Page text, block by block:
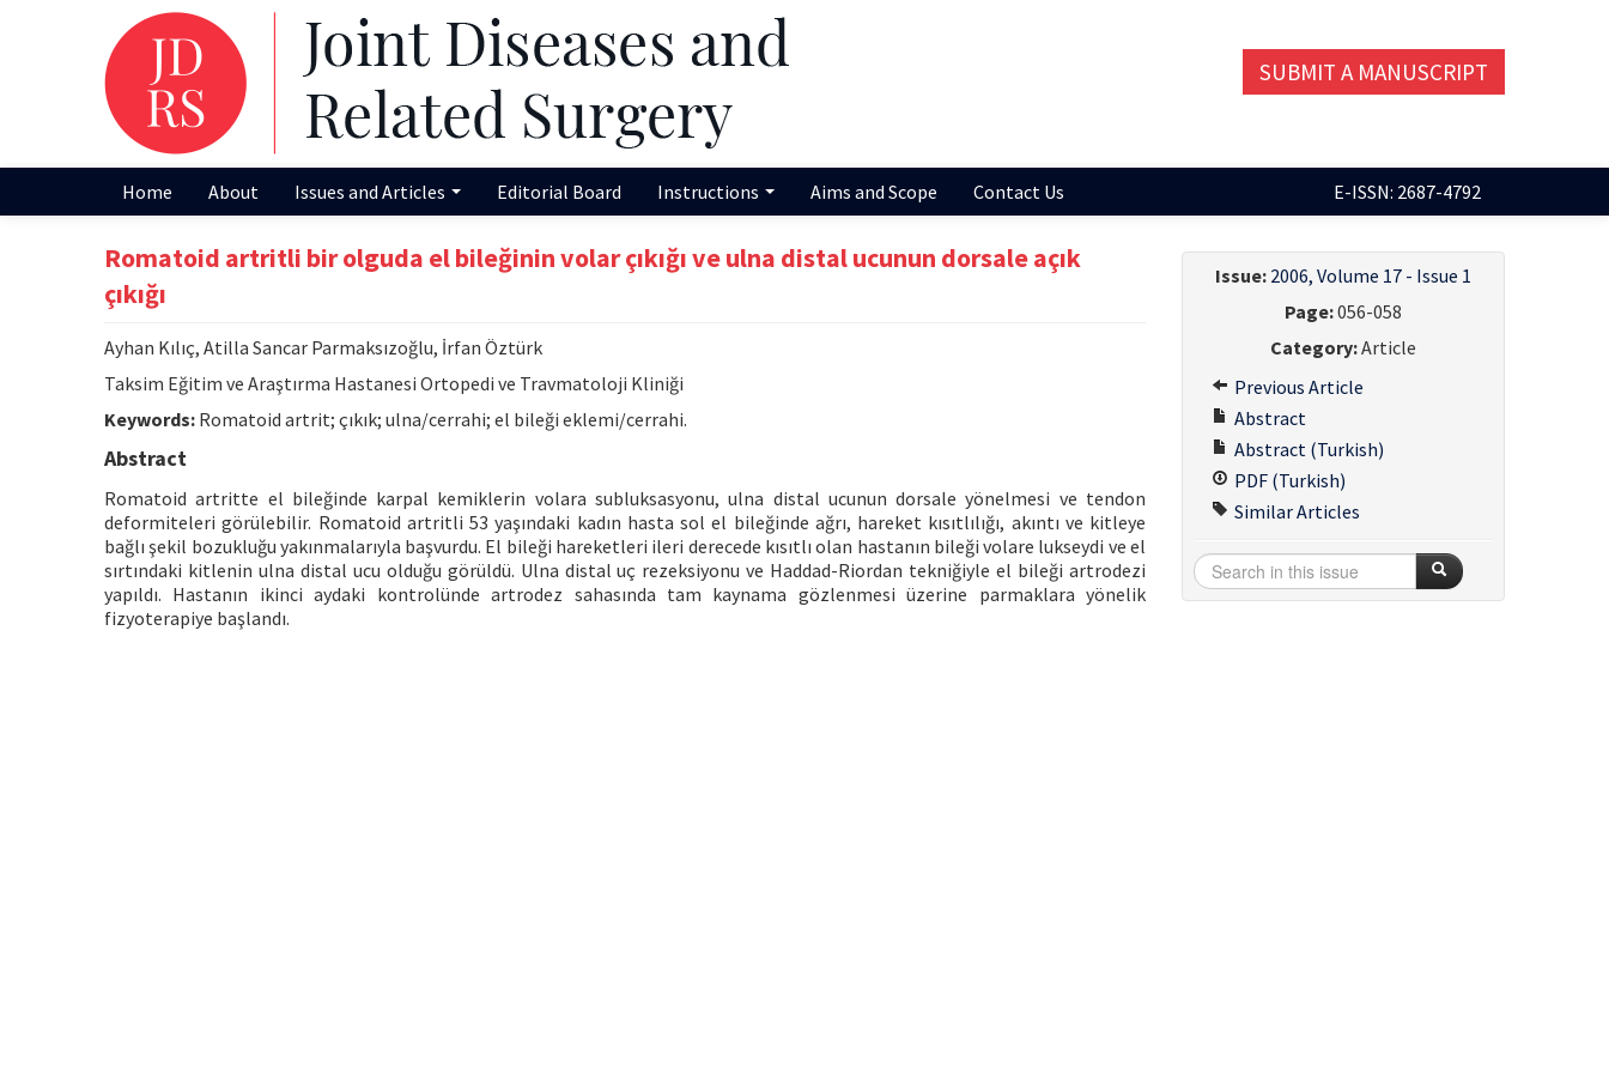
SUBMIT A MANUSCRIPT
Home About Issues and Articles Editorial Board Instructions Aims and Scope Contact Us E-ISSN: 2687-4792
Romatoid artritli bir olguda el bileğinin volar çıkığı ve ulna distal ucunun dorsale açık
çıkığı
Ayhan Kılıç, Atilla Sancar Parmaksızoğlu, İrfan Öztürk
Taksim Eğitim ve Araştırma Hastanesi Ortopedi ve Travmatoloji Kliniği
Keywords: Romatoid artrit; çıkık; ulna/cerrahi; el bileği eklemi/cerrahi.
Abstract
Romatoid artritte el bileğinde karpal kemiklerin volara subluksasyonu, ulna distal ucunun dorsale yönelmesi ve tendon
deformiteleri görülebilir. Romatoid artritli 53 yaşındaki kadın hasta sol el bileğinde ağrı, hareket kısıtlılığı, akıntı ve kitleye
bağlı şekil bozukluğu yakınmalarıyla başvurdu. El bileği hareketleri ileri derecede kısıtlı olan hastanın bileği volare lukseydi ve el
sırtındaki kitlenin ulna distal ucu olduğu görüldü. Ulna distal uç rezeksiyonu ve Haddad-Riordan tekniğiyle el bileği artrodezi
yapıldı. Hastanın ikinci aydaki kontrolünde artrodez sahasında tam kaynama gözlenmesi üzerine parmaklara yönelik
fizyoterapiye başlandı.
Issue: 2006, Volume 17 - Issue 1
Page:056-058
Category:Article
Previous Article
Abstract
Abstract (Turkish)
PDF (Turkish)
Similar Articles